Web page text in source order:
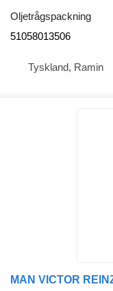
Oljetrågspackning
51058013506
Tyskland, Ramin